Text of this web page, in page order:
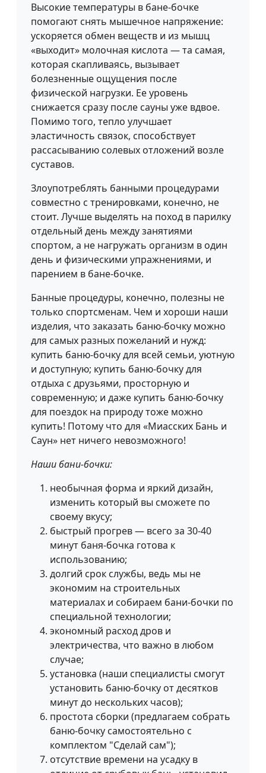
Высокие температуры в бане-бочке
помогают снять мышечное напряжение:
ускоряется обмен веществ и из мышц
«выходит» молочная кислота — та самая,
которая скапливаясь, вызывает
болезненные ощущения после
физической нагрузки. Ее уровень
снижается сразу после сауны уже вдвое.
Помимо того, тепло улучшает
эластичность связок, способствует
рассасыванию солевых отложений возле
суставов.
Злоупотреблять банными процедурами
совместно с тренировками, конечно, не
стоит. Лучше выделять на поход в парилку
отдельный день между занятиями
спортом, а не нагружать организм в один
день и физическими упражнениями, и
парением в бане-бочке.
Банные процедуры, конечно, полезны не
только спортсменам. Чем и хороши наши
изделия, что заказать баню-бочку можно
для самых разных пожеланий и нужд:
купить баню-бочку для всей семьи, уютную
и доступную; купить баню-бочку для
отдыха с друзьями, просторную и
современную; и даже купить баню-бочку
для поездок на природу тоже можно
купить! Потому что для «Миасских Бань и
Саун» нет ничего невозможного!
Наши бани-бочки:
необычная форма и яркий дизайн,
изменить который вы сможете по
своему вкусу;
быстрый прогрев — всего за 30-40
минут баня-бочка готова к
использованию;
долгий срок службы, ведь мы не
экономим на строительных
материалах и собираем бани-бочки по
специальной технологии;
экономный расход дров и
электричества, что важно в любом
случае;
установка (наши специалисты смогут
установить баню-бочку от десятков
минут до нескольких часов);
простота сборки (предлагаем собрать
баню-бочку самостоятельно с
комплектом "Сделай сам");
отсутствие времени на усадку в